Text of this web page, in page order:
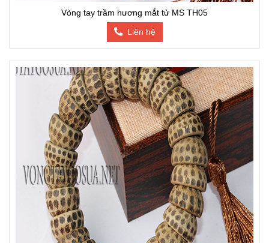
Vòng tay trầm hương mắt tử MS TH05
Liên hệ